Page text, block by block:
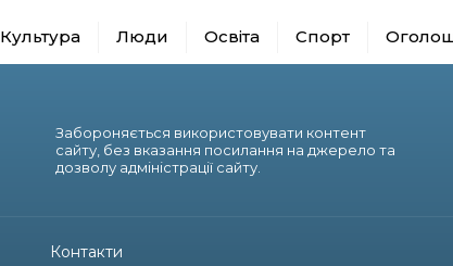
Культура Люди Освіта Спорт
Забороняється використовувати контент
сайту, без вказання посилання на джерело та
дозволу адміністрації сайту.
Контакти